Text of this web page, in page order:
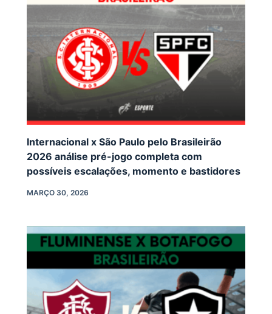
Internacional x São Paulo pelo Brasileirão
2026 análise pré-jogo completa com
possíveis escalações, momento e bastidores
MARÇO 30, 2026